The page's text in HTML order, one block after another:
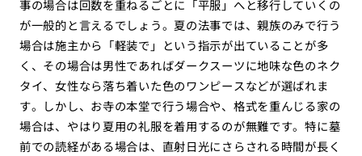
事の場合は回数を重ねるごとに「平服」へと移行していくの
が一般的と言えるでしょう。夏の法事では、親族のみで行う
場合は施主から「軽装で」という指示が出ていることが多
く、その場合は男性であればダークスーツに地味な色のネク
タイ、女性なら落ち着いた色のワンピースなどが選ばれま
す。しかし、お寺の本堂で行う場合や、格式を重んじる家の
場合は、やはり夏用の礼服を着用するのが無難です。特に墓
前での読経がある場合は、直射日光にさらされる時間が長く